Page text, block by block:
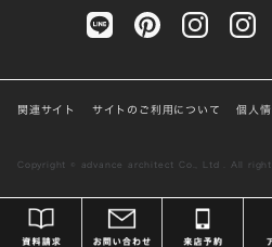
関連サイト サイトのご利用について 個人
Copyright © advance architect Co., Ltd . All